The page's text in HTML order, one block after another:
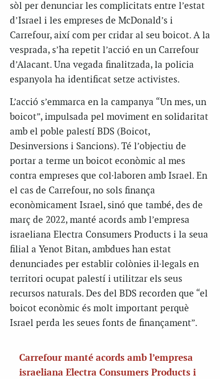
sòl per denunciar les complicitats entre l’estat
d’Israel i les empreses de McDonald’s i
Carrefour, així com per cridar al seu boicot. A la
vesprada, s’ha repetit l’acció en un Carrefour
d’Alacant. Una vegada finalitzada, la policia
espanyola ha identificat setze activistes.
L’acció s’emmarca en la campanya “Un mes, un
boicot”, impulsada pel moviment en solidaritat
amb el poble palestí BDS (Boicot,
Desinversions i Sancions). Té l’objectiu de
portar a terme un boicot econòmic al mes
contra empreses que col·laboren amb Israel. En
el cas de Carrefour, no sols finança
econòmicament Israel, sinó que també, des de
març de 2022, manté acords amb l’empresa
israeliana Electra Consumers Products i la seua
filial a Yenot Bitan, ambdues han estat
denunciades per establir colònies il·legals en
territori ocupat palestí i utilitzar els seus
recursos naturals. Des del BDS recorden que “el
boicot econòmic és molt important perquè
Israel perda les seues fonts de finançament”.
Carrefour manté acords amb l’empresa
israeliana Electra Consumers Products i